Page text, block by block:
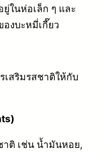
ในห่อเล็ก ๆ และ
งบะหมี่เกี๊ยว
เสริมรสชาติให้กับ
าติ เช่น น้ำมันหอย,